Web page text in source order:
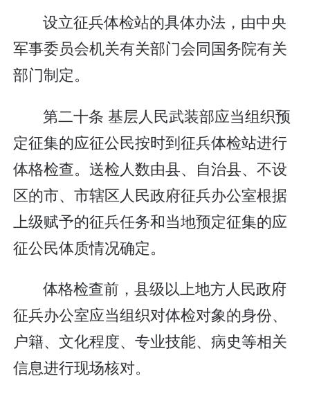
设立征兵体检站的具体办法，由中央
军事委员会机关有关部门会同国务院有关
部门制定。
第二十条 基层人民武装部应当组织预
定征集的应征公民按时到征兵体检站进行
体格检查。送检人数由县、自治县、不设
区的市、市辖区人民政府征兵办公室根据
上级赋予的征兵任务和当地预定征集的应
征公民体质情况确定。
体格检查前，县级以上地方人民政府
征兵办公室应当组织对体检对象的身份、
户籍、文化程度、专业技能、病史等相关
信息进行现场核对。